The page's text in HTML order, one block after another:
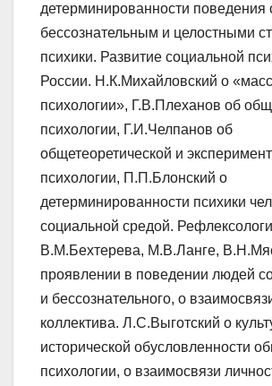
детерминированности поведения
бессознательным и целостными
психики. Развитие социальной
России. Н.К.Михайловский о
психологии», Г.В.Плеханов об
психологии, Г.И.Челпанов об
общетеоретической и
психологии, П.П.Блонский о
детерминированности психики
социальной средой.
В.М.Бехтерева, М.В.Ланге,
проявлении в поведении людей
и бессознательного, о
коллектива. Л.С.Выготский о
исторической обусловленности
психологии, о взаимосвязи